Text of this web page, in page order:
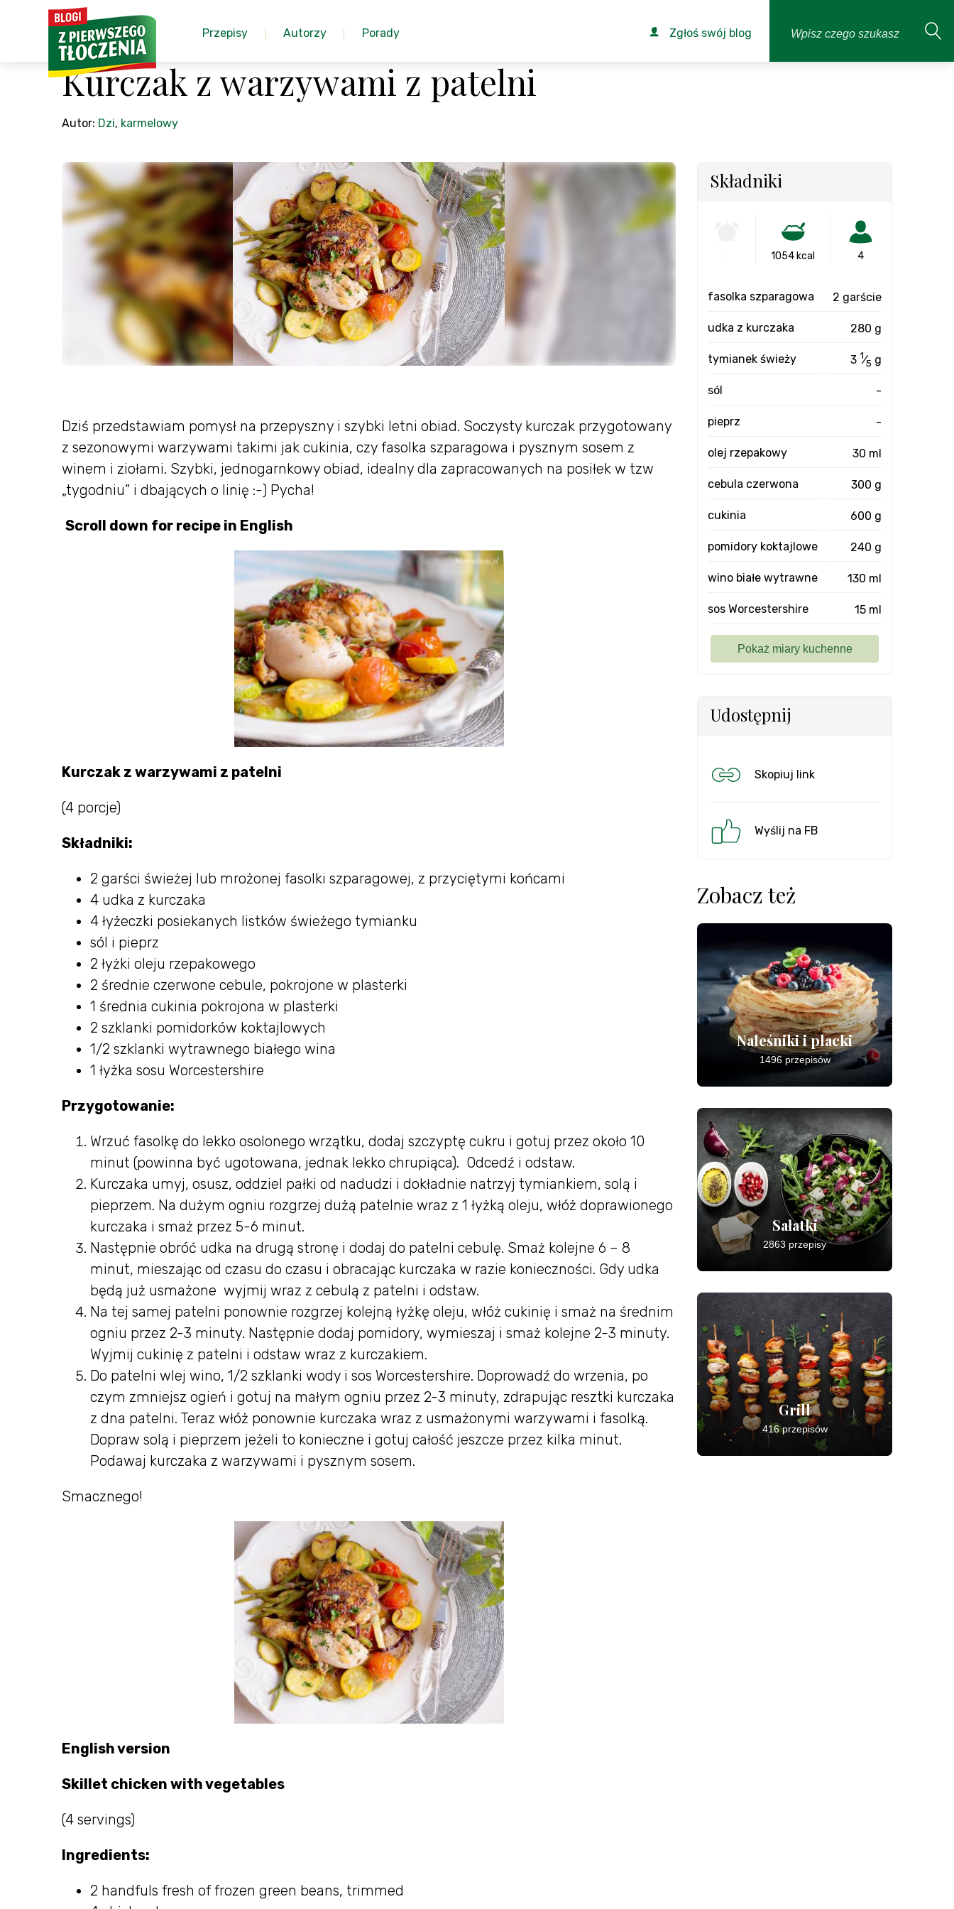
Przepisy Autorzy Porady Zgłoś swój blog
Kurczak z warzywami z patelni
Autor: Dzi, karmelowy
Dziś przedstawiam pomysł na przepyszny i szybki letni obiad. Soczysty kurczak przygotowany
z sezonowymi warzywami takimi jak cukinia, czy fasolka szparagowa i pysznym sosem z
winem i ziołami. Szybki, jednogarnkowy obiad, idealny dla zapracowanych na posiłek w tzw
„tygodniu” i dbających o linię :-) Pycha!
Scroll down for recipe in English
Kurczak z warzywami z patelni
(4 porcje)
Składniki:
2 garści świeżej lub mrożonej fasolki szparagowej, z przyciętymi końcami
4 udka z kurczaka
4 łyżeczki posiekanych listków świeżego tymianku
sól i pieprz
2 łyżki oleju rzepakowego
2 średnie czerwone cebule, pokrojone w plasterki
1 średnia cukinia pokrojona w plasterki
2 szklanki pomidorków koktajlowych
1/2 szklanki wytrawnego białego wina
1 łyżka sosu Worcestershire
Przygotowanie:
Wrzuć fasolkę do lekko osolonego wrzątku, dodaj szczyptę cukru i gotuj przez około 10
minut (powinna być ugotowana, jednak lekko chrupiąca). Odcedź i odstaw.
Kurczaka umyj, osusz, oddziel pałki od nadudzi i dokładnie natrzyj tymiankiem, solą i
pieprzem. Na dużym ogniu rozgrzej dużą patelnie wraz z 1 łyżką oleju, włóż doprawionego
kurczaka i smaż przez 5-6 minut.
Następnie obróć udka na drugą stronę i dodaj do patelni cebulę. Smaż kolejne 6 – 8
minut, mieszając od czasu do czasu i obracając kurczaka w razie konieczności. Gdy udka
będą już usmażone wyjmij wraz z cebulą z patelni i odstaw.
Na tej samej patelni ponownie rozgrzej kolejną łyżkę oleju, włóż cukinię i smaż na średnim
ogniu przez 2-3 minuty. Następnie dodaj pomidory, wymieszaj i smaż kolejne 2-3 minuty.
Wyjmij cukinię z patelni i odstaw wraz z kurczakiem.
Do patelni wlej wino, 1/2 szklanki wody i sos Worcestershire. Doprowadź do wrzenia, po
czym zmniejsz ogień i gotuj na małym ogniu przez 2-3 minuty, zdrapując resztki kurczaka
z dna patelni. Teraz włóż ponownie kurczaka wraz z usmażonymi warzywami i fasolką.
Dopraw solą i pieprzem jeżeli to konieczne i gotuj całość jeszcze przez kilka minut.
Podawaj kurczaka z warzywami i pysznym sosem.
Smacznego!
English version
Skillet chicken with vegetables
(4 servings)
Ingredients:
2 handfuls fresh of frozen green beans, trimmed
Składniki
1054 kcal 4
fasolka szparagowa 2 garście
udka z kurczaka 280 g
tymianek świeży 3 1⁄5 g
sól -
pieprz -
olej rzepakowy 30 ml
cebula czerwona 300 g
cukinia 600 g
pomidory koktajlowe 240 g
wino białe wytrawne 130 ml
sos Worcestershire 15 ml
Udostępnij
Skopiuj link
Wyślij na FB
Zobacz też
Naleśniki i placki
1496 przepisów
Sałatki
2863 przepisy
Grill
416 przepisów